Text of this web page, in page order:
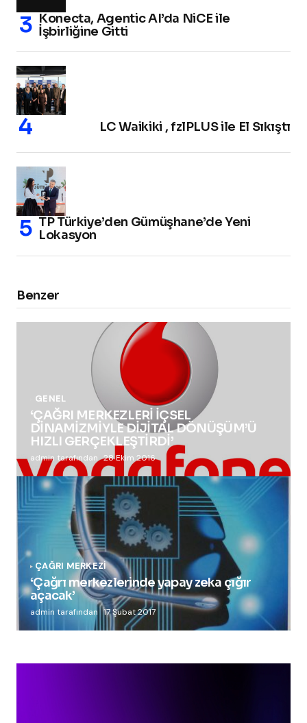
Konecta, Agentic AI’da NiCE ile
İşbirliğine Gitti
LC Waikiki , fzlPLUS ile El Sıkıştı
TP Türkiye’den Gümüşhane’de Yeni
Lokasyon
Benzer
GENEL
‘ÇAĞRI MERKEZLERİ İÇSEL
DİNAMİZMİYLE DİJİTAL DÖNÜŞÜM’Ü
HIZLI GERÇEKLEŞTİRDİ’
admin tarafından 28 Ekim 2016
ÇAĞRI MERKEZI
‘Çağrı merkezlerinde yapay zeka çığır
açacak’
admin tarafından 17 Şubat 2017